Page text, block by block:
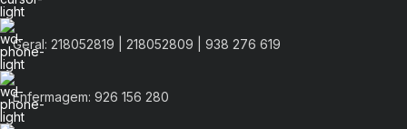
Geral: 218052819 | 218052809 | 938 276 619
Enfermagem: 926 156 280